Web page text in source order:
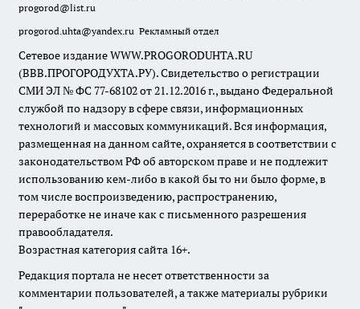
progorod@list.ru
progorod.uhta@yandex.ru Рекламный отдел
Сетевое издание WWW.PROGORODUHTA.RU
(ВВВ.ПРОГОРОДУХТА.РУ). Свидетельство о регистрации
СМИ ЭЛ № ФС 77-68102 от 21.12.2016 г., выдано Федеральной
службой по надзору в сфере связи, информационных
технологий и массовых коммуникаций. Вся информация,
размещенная на данном сайте, охраняется в соответствии с
законодательством РФ об авторском праве и не подлежит
использованию кем-либо в какой бы то ни было форме, в
том числе воспроизведению, распространению,
переработке не иначе как с письменного разрешения
правообладателя.
Возрастная категория сайта 16+.
Редакция портала не несет ответственности за
комментарии пользователей, а также материалы рубрики